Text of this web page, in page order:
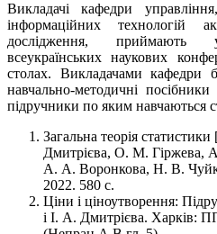
Викладачі кафедри
інформаційних технологій
дослідження,
всеукраїнських наукових
столах. Викладачами кафедри
навчально-методичні
підручники по яким навчаються
Загальна теорія
Дмитрієва, О. М. Гіржева,
А. А. Воронкова, Н. В.
2022. 580 с.
Ціни і ціноутворення:
і І. А. Дмитрієва. Харків: